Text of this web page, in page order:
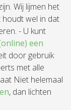
Wij lijmen het
wel in dat
- U kunt
een
door gebruik
met alle
Niet helemaal
, dan lichten